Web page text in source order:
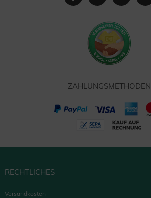
ZAHLUNGSMETHODEN
RECHTLICHES
Versandkosten